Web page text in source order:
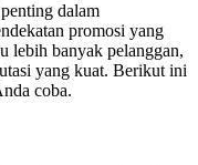
dalam
promosi yang
lebih banyak pelanggan,
yang kuat. Berikut ini
coba.